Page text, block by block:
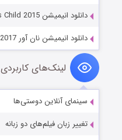
دانلود انیمیشن Iqbal: a Tale of a Fearless Child 2015
دانلود انیمیشن نان آور The Breadwinner 2017
لینک‌های کاربردی
سینمای آنلاین دوستی‌ها
تغییر زبان فیلم‌های دو زبانه